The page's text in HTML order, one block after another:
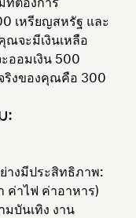
เหรียญสหรัฐ และ
ณจะมีเงินเหลือ
ออมเงิน 500
ริงของคุณคือ 300
:
างมีประสิทธิภาพ:
ค่าไฟ ค่าอาหาร)
มบันเทิง งาน